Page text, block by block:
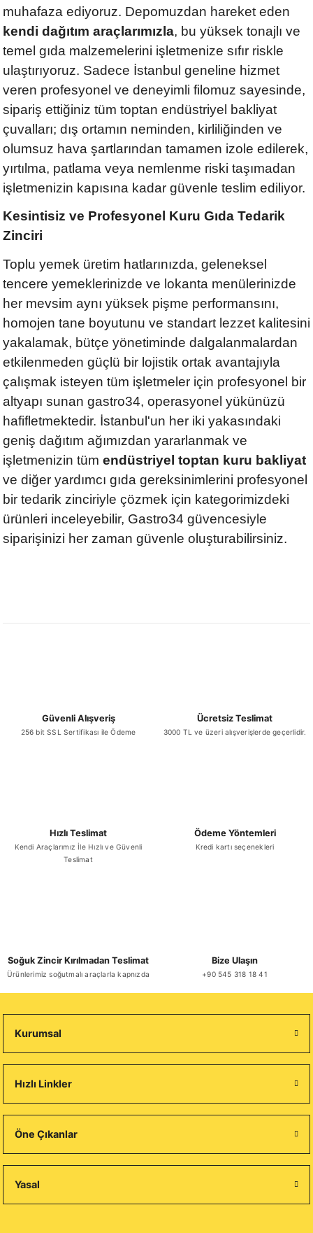
muhafaza ediyoruz. Depomuzdan hareket eden
kendi dağıtım araçlarımızla, bu yüksek tonajlı ve
temel gıda malzemelerini işletmenize sıfır riskle
ulaştırıyoruz. Sadece İstanbul geneline hizmet
veren profesyonel ve deneyimli filomuz sayesinde,
sipariş ettiğiniz tüm toptan endüstriyel bakliyat
çuvalları; dış ortamın neminden, kirliliğinden ve
olumsuz hava şartlarından tamamen izole edilerek,
yırtılma, patlama veya nemlenme riski taşımadan
işletmenizin kapısına kadar güvenle teslim ediliyor.
Kesintisiz ve Profesyonel Kuru Gıda Tedarik
Zinciri
Toplu yemek üretim hatlarınızda, geleneksel
tencere yemeklerinizde ve lokanta menülerinizde
her mevsim aynı yüksek pişme performansını,
homojen tane boyutunu ve standart lezzet kalitesini
yakalamak, bütçe yönetiminde dalgalanmalardan
etkilenmeden güçlü bir lojistik ortak avantajıyla
çalışmak isteyen tüm işletmeler için profesyonel bir
altyapı sunan gastro34, operasyonel yükünüzü
hafifletmektedir. İstanbul'un her iki yakasındaki
geniş dağıtım ağımızdan yararlanmak ve
işletmenizin tüm endüstriyel toptan kuru bakliyat
ve diğer yardımcı gıda gereksinimlerini profesyonel
bir tedarik zinciriyle çözmek için kategorimizdeki
ürünleri inceleyebilir, Gastro34 güvencesiyle
siparişinizi her zaman güvenle oluşturabilirsiniz.
Güvenli Alışveriş
256 bit SSL Sertifikası ile Ödeme
Ücretsiz Teslimat
3000 TL ve üzeri alışverişlerde geçerlidir.
Hızlı Teslimat
Kendi Araçlarımız İle Hızlı ve Güvenli
Teslimat
Ödeme Yöntemleri
Kredi kartı seçenekleri
Soğuk Zincir Kırılmadan Teslimat
Ürünlerimiz soğutmalı araçlarla kapnızda
Bize Ulaşın
+90 545 318 18 41
Kurumsal
Hızlı Linkler
Öne Çıkanlar
Yasal